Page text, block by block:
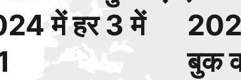
में हर 3 में
बुक